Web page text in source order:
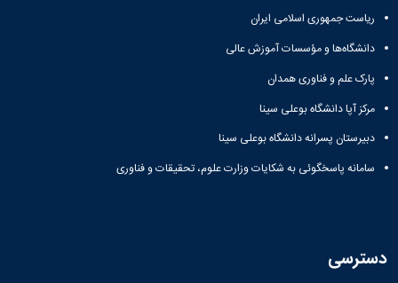
دفتر
ارتباط
صنعت
کارآموزی
مراکز
بنیاد
ملی
نخبگان
بنیان
ریاست جمهوری اسلامی ایران
دانشگاه‌ها و مؤسسات آموزش عالی
پارک علم و فناوری همدان
مرکز آپا دانشگاه بوعلی سینا
دبیرستان پسرانه دانشگاه بوعلی سینا
سامانه پاسخگوئی به شکایات وزارت علوم، تحقیقات و فناوری
دسترسی